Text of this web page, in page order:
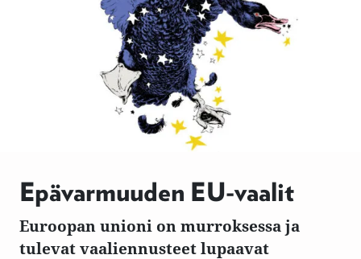
Epävarmuuden EU-vaalit
Euroopan unioni on murroksessa ja
tulevat vaaliennusteet lupaavat